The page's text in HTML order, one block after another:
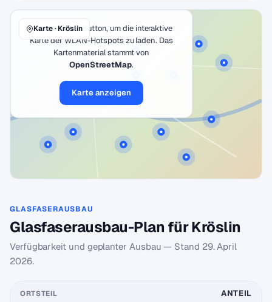
Klicke auf den Button, um die interaktive
Karte der WLAN-Hotspots zu laden. Das
Kartenmaterial stammt von
OpenStreetMap.
Karte anzeigen
Karte · Kröslin
GLASFASERAUSBAU
Glasfaserausbau-Plan für Kröslin
Verfügbarkeit und geplanter Ausbau — Stand 29. April
2026.
ORTSTEIL ANTEIL